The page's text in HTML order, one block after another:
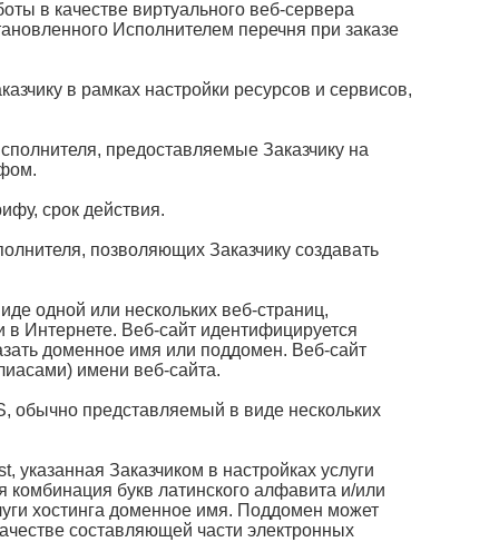
в качестве виртуального веб-сервера
Исполнителем перечня при заказе
в рамках настройки ресурсов и сервисов,
предоставляемые Заказчику на
срок действия.
позволяющих Заказчику создавать
одной или нескольких веб-страниц,
Интернете. Веб-сайт идентифицируется
доменное имя или поддомен. Веб-сайт
имени веб-сайта.
обычно представляемый в виде нескольких
Заказчиком в настройках услуги
комбинация букв латинского алфавита и/или
хостинга доменное имя. Поддомен может
составляющей части электронных